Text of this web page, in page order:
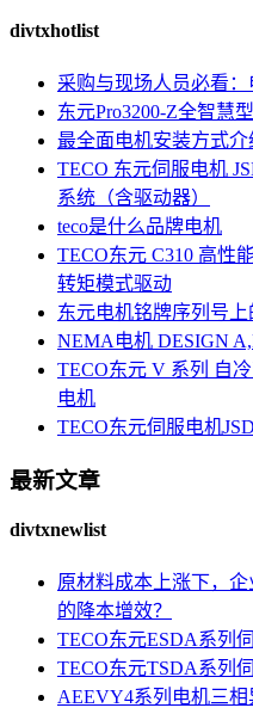
divtxhotlist
采购与现场人员必看
东元Pro3200-Z全智慧
最全面电机安装方式介
TECO 东元伺服电机
系统（含驱动器）
teco是什么品牌电机
TECO东元 C310 高性
转矩模式驱动
东元电机铭牌序列号
NEMA电机 DESIGN
TECO东元 V 系列 自
电机
TECO东元伺服电机
最新文章
divtxnewlist
原材料成本上涨下，
的降本增效？
TECO东元ESDA系列
TECO东元TSDA系列
AEEVY4系列电机三